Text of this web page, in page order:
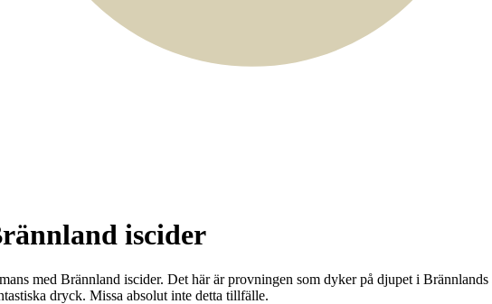
iscider
med Brännland iscider. Det här är provningen som dyker på djupet i
dryck. Missa absolut inte detta tillfälle.